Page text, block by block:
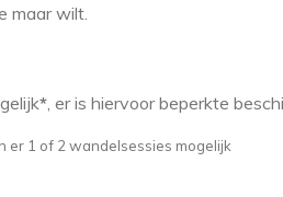
maar wilt.
*, er is hiervoor beperkte
er 1 of 2 wandelsessies mogelijk